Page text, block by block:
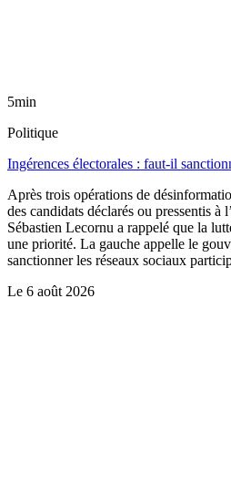
5min
Politique
Ingérences électorales : faut-il
Après trois opérations de
des candidats déclarés ou pressentis à
Sébastien Lecornu a rappelé que la
une priorité. La gauche appelle le
sanctionner les réseaux sociaux
Le 6 août 2026